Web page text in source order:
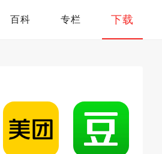
百科 专栏 下载